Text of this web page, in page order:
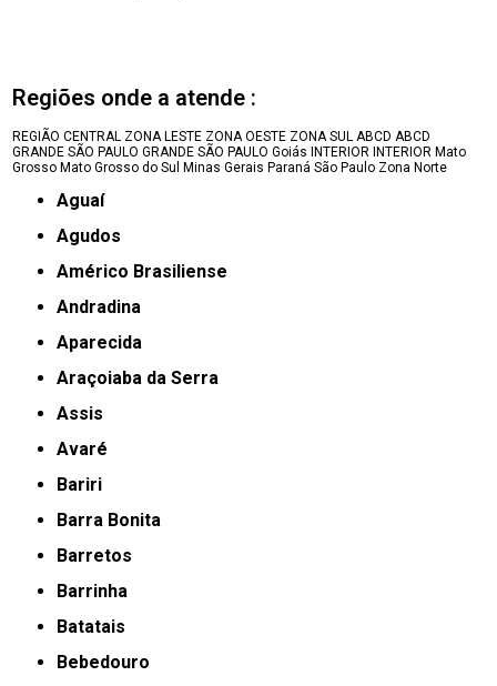
Regiões onde a atende :
REGIÃO CENTRAL ZONA LESTE ZONA OESTE ZONA SUL ABCD ABCD
GRANDE SÃO PAULO GRANDE SÃO PAULO Goiás INTERIOR INTERIOR Mato
Grosso Mato Grosso do Sul Minas Gerais Paraná São Paulo Zona Norte
Aguaí
Agudos
Américo Brasiliense
Andradina
Aparecida
Araçoiaba da Serra
Assis
Avaré
Bariri
Barra Bonita
Barretos
Barrinha
Batatais
Bebedouro